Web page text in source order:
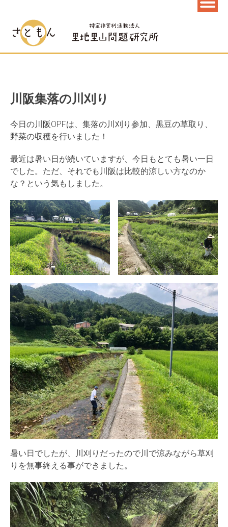
川阪集落の川刈り
今日の川阪OPFは、集落の川刈り参加、黒豆の草取り、
野菜の収穫を行いました！
最近は暑い日が続いていますが、今日もとても暑い一日
でした。ただ、それでも川阪は比較的涼しい方なのか
な？という気もしました。
暑い日でしたが、川刈りだったので川で涼みながら草刈
りを無事終える事ができました。